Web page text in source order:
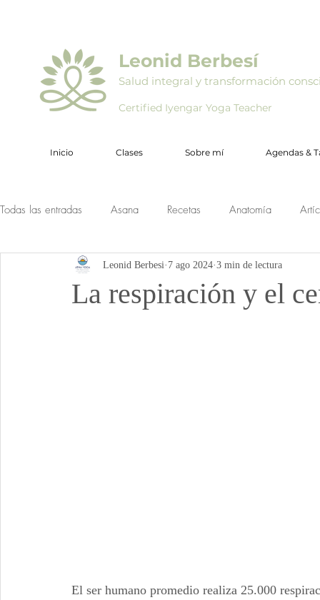
Leonid Berbesí
Certified Iyengar Yoga Teacher
Salud integral y transformación
Inicio Clases Sobre mí Agendas &
Todas las entradas Asana Recetas Anatomía
La respiración y el
Leonid Berbesi 7 ago 2024 3 min de lectura
El ser humano promedio realiza 25.000